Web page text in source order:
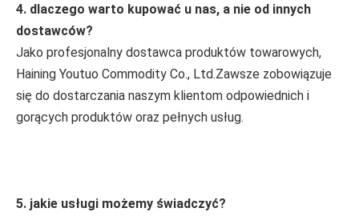
4. dlaczego warto kupować u nas, a nie od innych
dostawców?
Jako profesjonalny dostawca produktów towarowych,
Haining Youtuo Commodity Co., Ltd.Zawsze zobowiązuje
się do dostarczania naszym klientom odpowiednich i
gorących produktów oraz pełnych usług.
5. jakie usługi możemy świadczyć?